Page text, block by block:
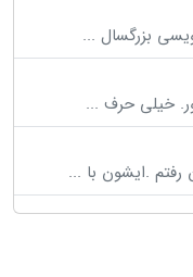
بزرگسال ...
خیلی حرف ...
.ایشون با ...